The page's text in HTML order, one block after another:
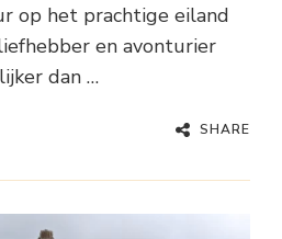
op het prachtige eiland
en avonturier
dan …
SHARE